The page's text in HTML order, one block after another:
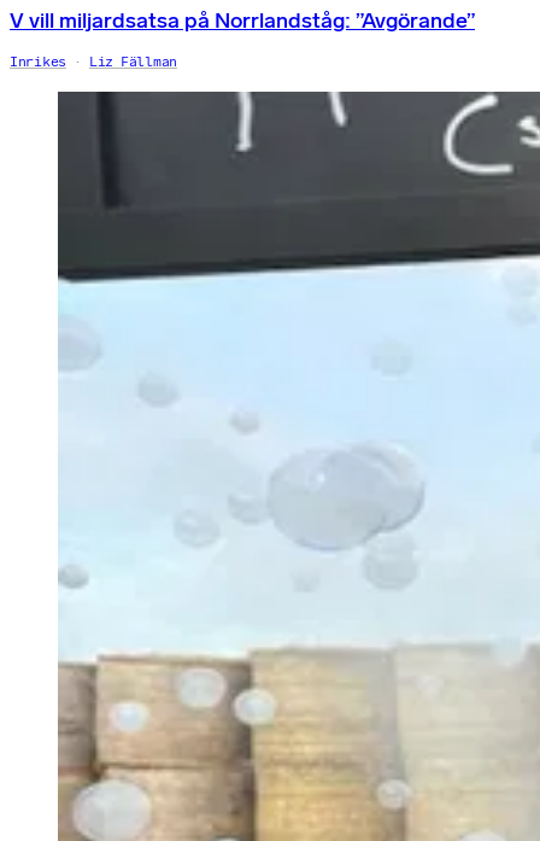
V vill miljardsatsa på Norrlandståg: ”Avgörande”
Inrikes Liz Fällman